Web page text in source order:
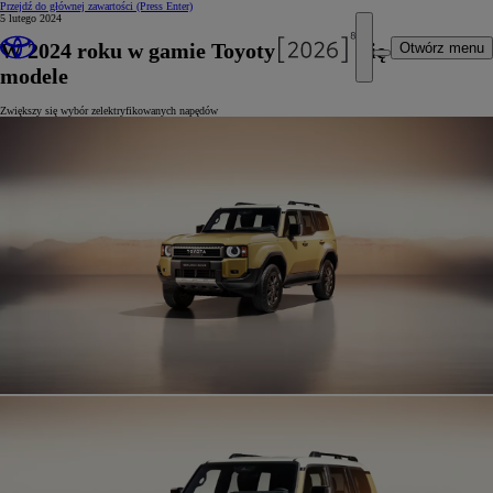
Przejdź do głównej zawartości (Press Enter)
Otwórz menu
5 lutego 2024
W 2024 roku w gamie Toyoty pojawią się nowe
modele
Zwiększy się wybór zelektryfikowanych napędów